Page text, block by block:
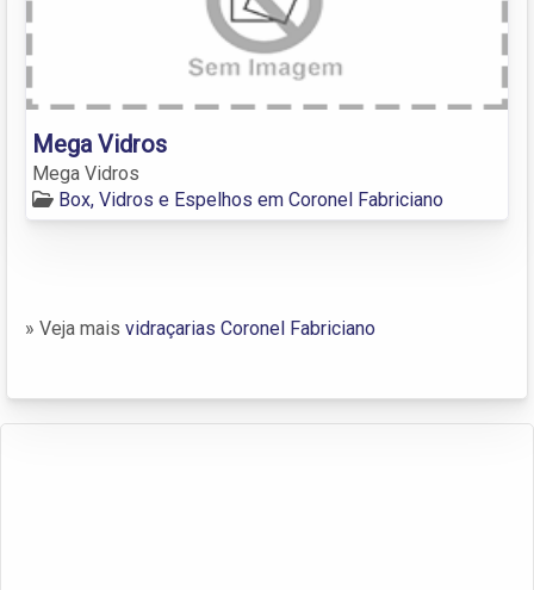
Mega Vidros
Mega Vidros
Box, Vidros e Espelhos em Coronel Fabriciano
» Veja mais vidraçarias Coronel Fabriciano